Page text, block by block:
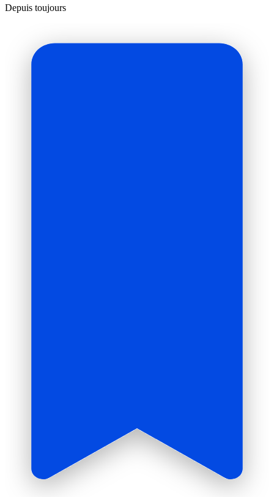
Depuis toujours